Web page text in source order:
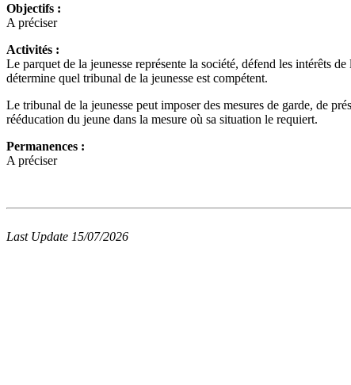
Objectifs :
A préciser
Activités :
Le parquet de la jeunesse représente la société, défend les intérêts
détermine quel tribunal de la jeunesse est compétent.
Le tribunal de la jeunesse peut imposer des mesures de garde, de
rééducation du jeune dans la mesure où sa situation le requiert.
Permanences :
A préciser
Last Update 15/07/2026